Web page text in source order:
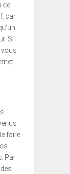
de
car
Si
vous
faire
Par